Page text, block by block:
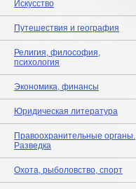
Искусство
Путешествия и география
Религия, философия,
психология
Экономика, финансы
Юридическая литература
Правоохранительные органы.
Разведка
Охота, рыболовство, спорт